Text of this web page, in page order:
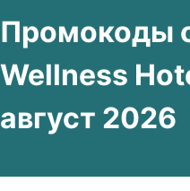
Промокоды
Wellness
август 2026